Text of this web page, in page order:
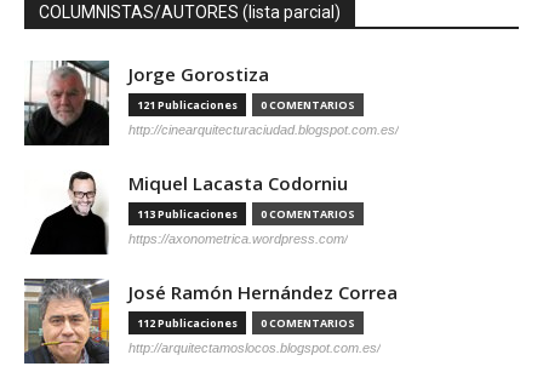
COLUMNISTAS/AUTORES (lista parcial)
Jorge Gorostiza
121 Publicaciones 0 COMENTARIOS
http://cinearquitecturaciudad.blogspot.com.es/
Miquel Lacasta Codorniu
113 Publicaciones 0 COMENTARIOS
https://axonometrica.wordpress.com/
José Ramón Hernández Correa
112 Publicaciones 0 COMENTARIOS
http://arquitectamoslocos.blogspot.com.es/